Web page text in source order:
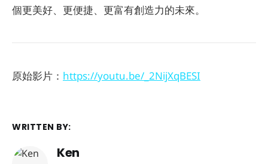
個更美好、更便捷、更富有創造力的未來。
原始影片： https://youtu.be/_2NijXqBESI
WRITTEN BY:
Ken